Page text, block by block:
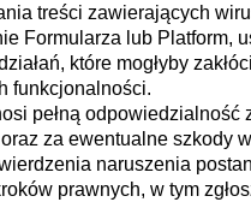
treści zawierających
Formularza lub
które mogłyby
funkcjonalności.
pełną
za ewentualne szkody
naruszenia
prawnych, w tym